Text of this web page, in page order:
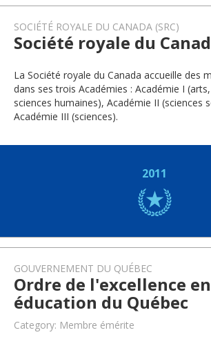
SOCIÉTÉ ROYALE DU CANADA (SRC)
Société royale du
La Société royale du Canada accueille des
dans ses trois Académies : Académie I
sciences humaines), Académie II (sciences
Académie III (sciences).
2011
GOUVERNEMENT DU QUÉBEC
Ordre de l'excellence en
éducation du Québec
Category: Membre émérite